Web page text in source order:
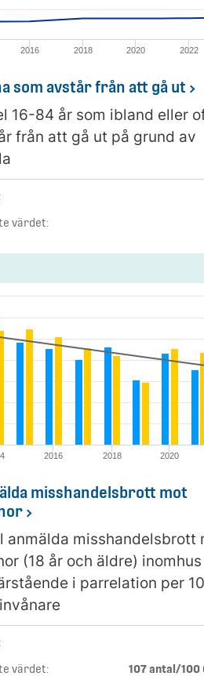
2016 2018 2020 2022
som avstår från att gå ut
16-84 år som ibland eller
från att gå ut på grund av
värdet:
2016 2018 2020
misshandelsbrott mot
anmälda misshandelsbrott
(18 år och äldre)
i parrelation per
värdet: 107 antal/100